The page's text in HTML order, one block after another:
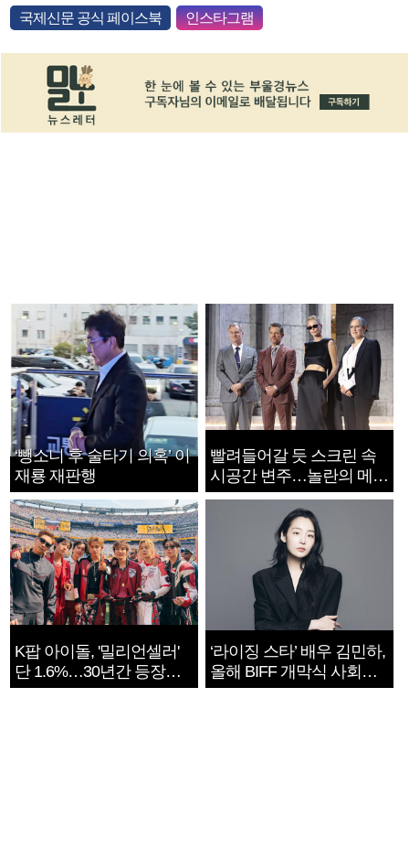
국제신문 공식 페이스북 인스타그램
‘뺑소니 후 술타기 의혹’ 이
재룡 재판행
빨려들어갈 듯 스크린 속
시공간 변주…놀란의 메시
지는 ‘전쟁 속죄’
K팝 아이돌, '밀리언셀러'
단 1.6%…30년간 등장
1182개팀 전수조사
‘라이징 스타’ 배우 김민하,
올해 BIFF 개막식 사회자
확정